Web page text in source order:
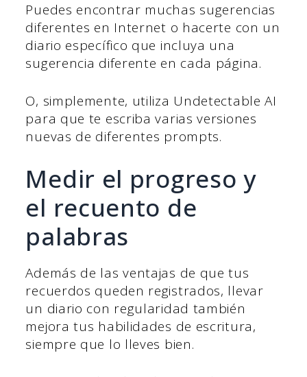
Puedes encontrar muchas sugerencias
diferentes en Internet o hacerte con un
diario específico que incluya una
sugerencia diferente en cada página.
O, simplemente, utiliza Undetectable AI
para que te escriba varias versiones
nuevas de diferentes prompts.
Medir el progreso y
el recuento de
palabras
Además de las ventajas de que tus
recuerdos queden registrados, llevar
un diario con regularidad también
mejora tus habilidades de escritura,
siempre que lo lleves bien.